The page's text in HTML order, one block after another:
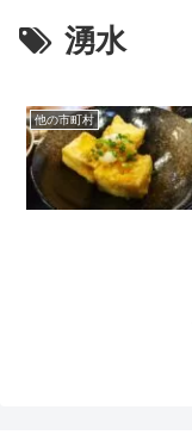
湧水
他の市町村